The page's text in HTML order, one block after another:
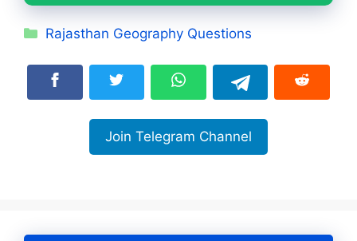
Categories
Rajasthan Geography Questions
Join Telegram Channel